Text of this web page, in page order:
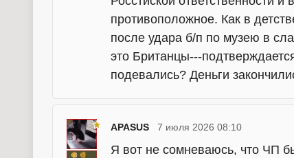
противоположное. Как в
после удара б/п по музею в
это Британцы---
подевались? Деньги
APASUS 7 июля 2026 08:10
Я вот не сомневаюсь, что ЧП